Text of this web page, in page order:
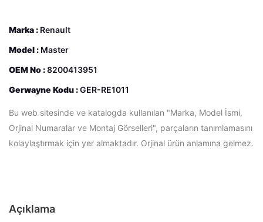
Marka : Renault
Model : Master
OEM No :8200413951
Gerwayne Kodu :GER-RE1011
Bu web sitesinde ve katalogda kullanılan "Marka, Model İsmi,
Orjinal Numaralar ve Montaj Görselleri", parçaların tanımlamasını
kolaylaştırmak için yer almaktadır. Orjinal ürün anlamına gelmez.
Açıklama